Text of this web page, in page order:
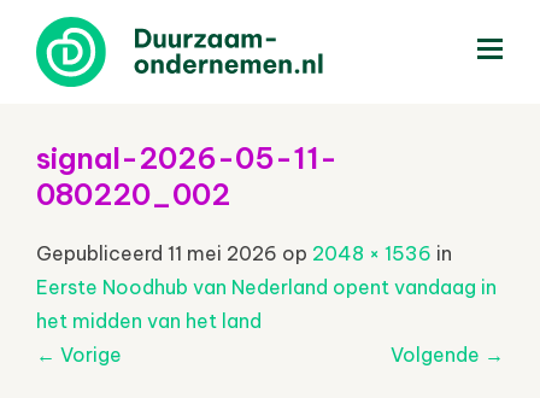
signal-2026-05-11-
080220_002
Gepubliceerd 11 mei 2026 op 2048 × 1536 in
Eerste Noodhub van Nederland opent vandaag in
het midden van het land
← Vorige Volgende →